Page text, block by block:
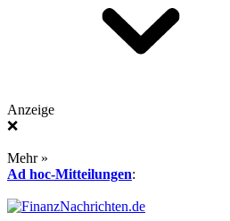
Anzeige
❌
Mehr »
Ad hoc-Mitteilungen: